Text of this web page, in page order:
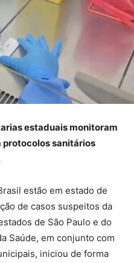
estaduais monitoram
protocolos sanitários
estão em estado de
de casos suspeitos da
de São Paulo e do
Saúde, em conjunto com
iniciou de forma